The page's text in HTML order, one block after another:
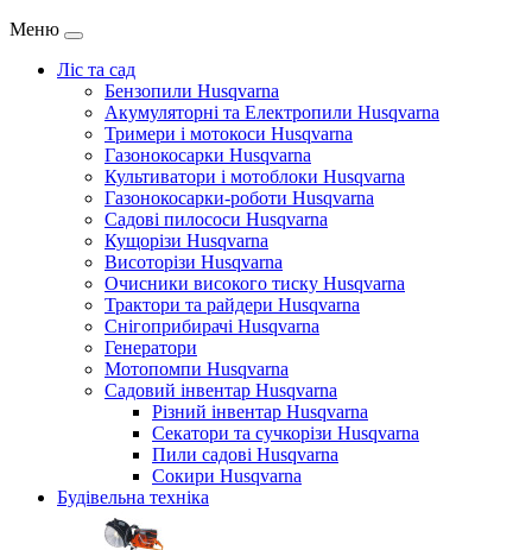
Меню
Ліс та сад
Бензопили Husqvarna
Акумуляторні та Електропили Husqvarna
Тримери і мотокоси Husqvarna
Газонокосарки Husqvarna
Культиватори і мотоблоки Husqvarna
Газонокосарки-роботи Husqvarna
Садові пилососи Husqvarna
Кущорізи Husqvarna
Висоторізи Husqvarna
Очисники високого тиску Husqvarna
Трактори та райдери Husqvarna
Снігоприбирачі Husqvarna
Генератори
Мотопомпи Husqvarna
Садовий інвентар Husqvarna
Різний інвентар Husqvarna
Секатори та сучкорізи Husqvarna
Пили садові Husqvarna
Сокири Husqvarna
Будівельна техніка